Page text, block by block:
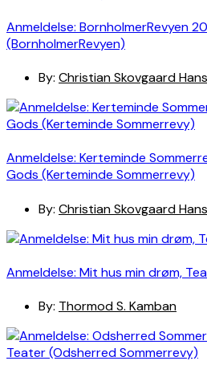
Anmeldelse: BornholmerRevyen
(BornholmerRevyen)
By: Christian Skovgaard
Anmeldelse: Kerteminde
Gods (Kerteminde Sommerrevy)
By: Christian Skovgaard
Anmeldelse: Mit hus min drøm,
By: Thormod S. Kamban